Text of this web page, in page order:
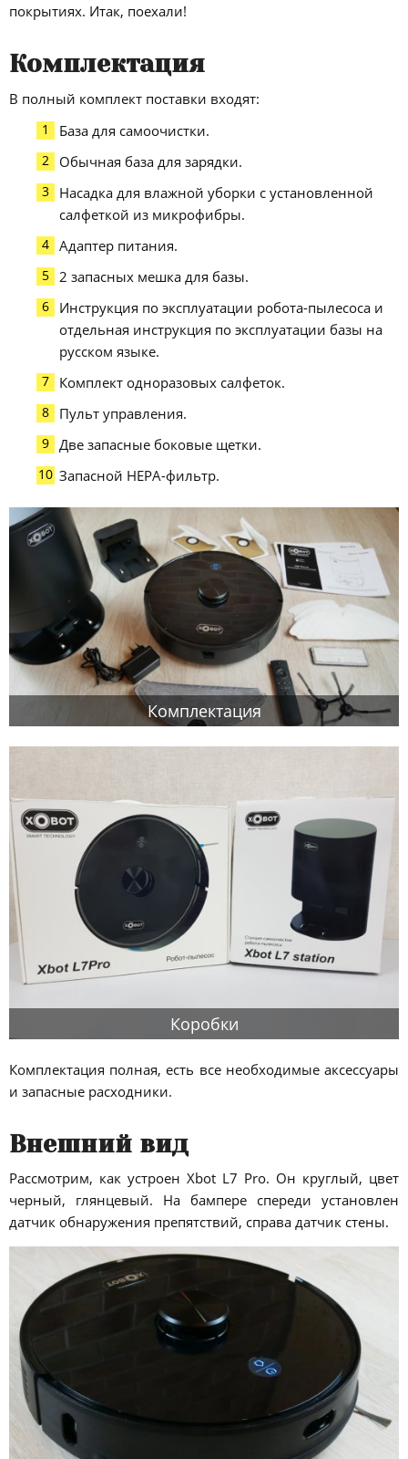
покрытиях. Итак, поехали!
Комплектация
В полный комплект поставки входят:
База для самоочистки.
Обычная база для зарядки.
Насадка для влажной уборки с установленной
салфеткой из микрофибры.
Адаптер питания.
2 запасных мешка для базы.
Инструкция по эксплуатации робота-пылесоса и
отдельная инструкция по эксплуатации базы на
русском языке.
Комплект одноразовых салфеток.
Пульт управления.
Две запасные боковые щетки.
Запасной HEPA-фильтр.
Комплектация
Коробки
Комплектация полная, есть все необходимые аксессуары
и запасные расходники.
Внешний вид
Рассмотрим, как устроен Xbot L7 Pro. Он круглый, цвет
черный, глянцевый. На бампере спереди установлен
датчик обнаружения препятствий, справа датчик стены.